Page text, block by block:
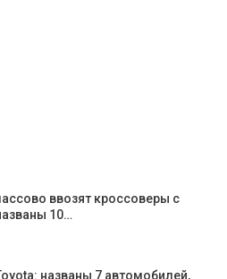
ввозят кроссоверы с
10…
названы 7 автомобилей,